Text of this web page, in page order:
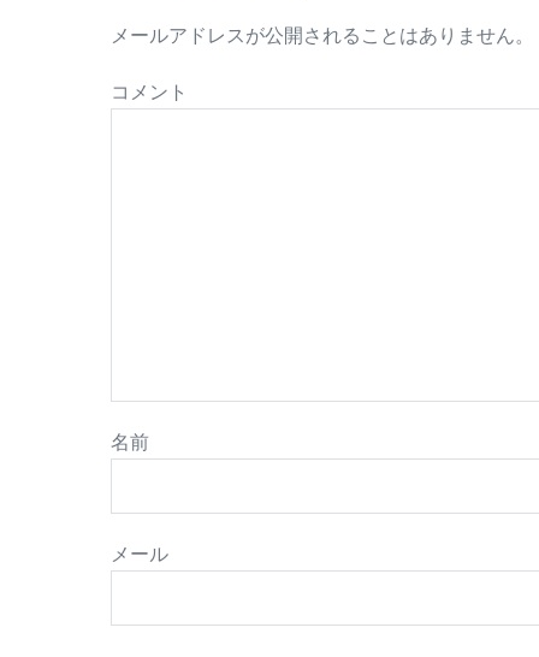
メールアドレスが公開されることはありません。
コメント
名前
メール